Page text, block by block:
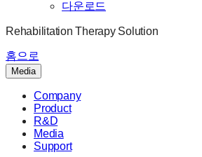
다운로드
Rehabilitation Therapy Solution
홈으로
Media
Company
Product
R&D
Media
Support